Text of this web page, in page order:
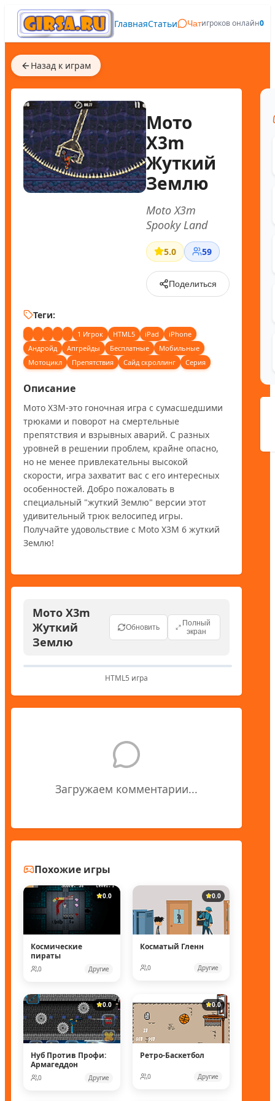
ГлавнаяСтатьи Чатигроков онлайн0
Назад к играм
Мото
X3m
Жуткий
Землю
Moto X3m
Spooky Land
5.0 59
Поделиться
Теги:
1 Игрок HTML5 iPad
iPhone
Андройд
Апгрейды Бесплатные
Мобильные
Мотоцикл
Препятствия Сайд скроллинг Серия
Описание
Мото X3M-это гоночная игра с сумасшедшими
трюками и поворот на смертельные
препятствия и взрывных аварий. С разных
уровней в решении проблем, крайне опасно,
но не менее привлекательны высокой
скорости, игра захватит вас с его интересных
особенностей. Добро пожаловать в
специальный "жуткий Землю" версии этот
удивительный трюк велосипед игры.
Получайте удовольствие с Moto X3M 6 жуткий
Землю!
Мото X3m
Жуткий
Землю
Обновить
Полный
экран
HTML5 игра
Загружаем комментарии...
Похожие игры
0.0
Космические
пираты
0 Другие
0.0
Косматый Гленн
0 Другие
0.0
Нуб Против Профи:
Армагеддон
0 Другие
0.0
Ретро-Баскетбол
0 Другие